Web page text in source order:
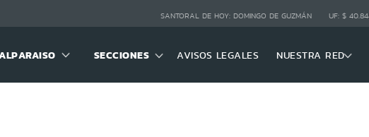
SANTORAL DE HOY: DOMINGO DE GUZMÁN UF: $
SECCIONES AVISOS LEGALES NUESTRA RED